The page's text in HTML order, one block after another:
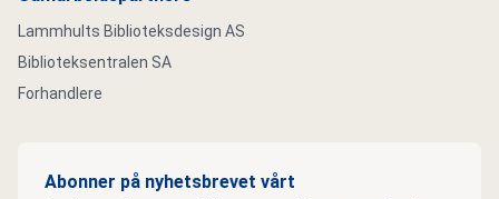
Lammhults Biblioteksdesign AS
Biblioteksentralen SA
Forhandlere
Abonner på nyhetsbrevet vårt